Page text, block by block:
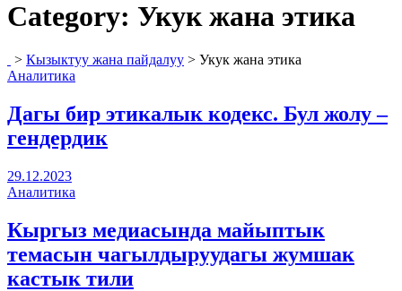
Category: Укук жана этика
> Кызыктуу жана пайдалуу > Укук жана этика
Аналитика
Дагы бир этикалык кодекс. Бул жолу –
гендердик
29.12.2023
Аналитика
Кыргыз медиасында майыптык
темасын чагылдыруудагы жумшак
кастык тили